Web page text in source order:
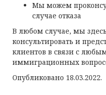
Мы можем
случае отказа
В любом случае, мы
консультировать и
клиентов в связи с
иммиграционных
Опубликовано 18.03.2022.